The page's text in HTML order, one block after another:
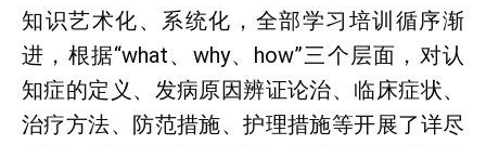
知识艺术化、系统化，全部学习培训循序渐
进，根据“what、why、how”三个层面，对认
知症的定义、发病原因辨证论治、临床症状、
治疗方法、防范措施、护理措施等开展了详尽